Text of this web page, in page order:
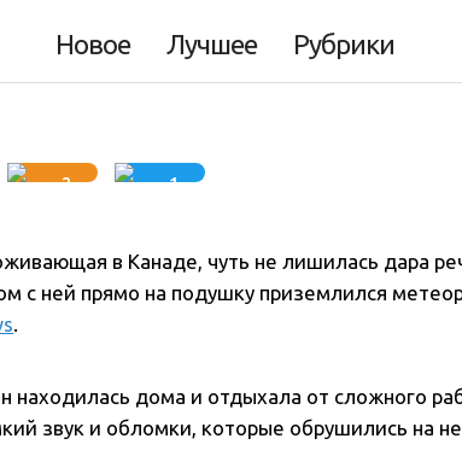
Новое Лучшее Рубрики
2 1
в Канаде, чуть не лишилась дара
с ней прямо на подушку приземлился
.
находилась дома и отдыхала от сложного
звук и обломки, которые обрушились на